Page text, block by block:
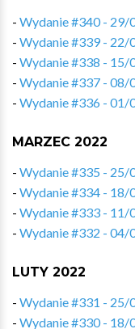
- Wydanie #340 - 29/
- Wydanie #339 - 22/
- Wydanie #338 - 15/
- Wydanie #337 - 08/
- Wydanie #336 - 01/
MARZEC 2022
- Wydanie #335 - 25/
- Wydanie #334 - 18/
- Wydanie #333 - 11/
- Wydanie #332 - 04/
LUTY 2022
- Wydanie #331 - 25/
- Wydanie #330 - 18/